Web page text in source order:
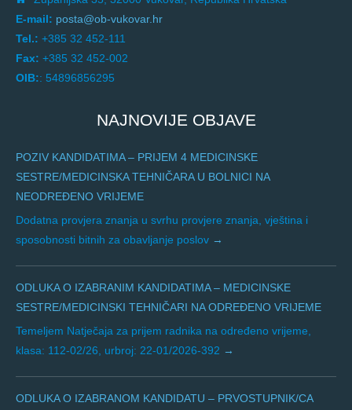
E-mail: posta@ob-vukovar.hr
Tel.: +385 32 452-111
Fax: +385 32 452-002
OIB:: 54896856295
NAJNOVIJE OBJAVE
POZIV KANDIDATIMA – PRIJEM 4 MEDICINSKE
SESTRE/MEDICINSKA TEHNIČARA U BOLNICI NA
NEODREĐENO VRIJEME
Dodatna provjera znanja u svrhu provjere znanja, vještina i
sposobnosti bitnih za obavljanje poslov
ODLUKA O IZABRANIM KANDIDATIMA – MEDICINSKE
SESTRE/MEDICINSKI TEHNIČARI NA ODREĐENO VRIJEME
Temeljem Natječaja za prijem radnika na određeno vrijeme,
klasa: 112-02/26, urbroj: 22-01/2026-392
ODLUKA O IZABRANOM KANDIDATU – PRVOSTUPNIK/CA